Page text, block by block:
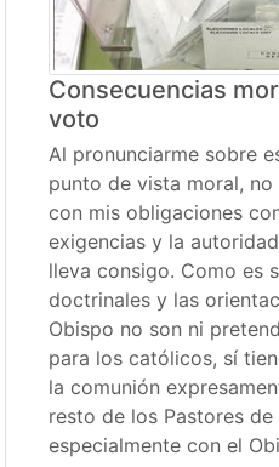
Consecuencias
voto
Al pronunciarme sobre
punto de vista moral,
con mis obligaciones
exigencias y la
lleva consigo. Como es
doctrinales y las
Obispo no son ni
para los católicos, sí
la comunión
resto de los Pastores de
especialmente con el